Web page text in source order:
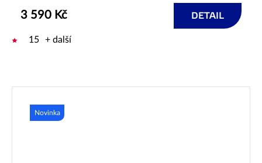
3 590 Kč DETAIL
15 + další
Novinka